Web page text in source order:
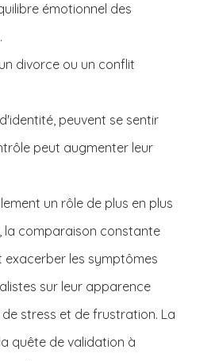
émotionnel des
divorce ou un conflit
peuvent se sentir
peut augmenter leur
un rôle de plus en plus
la comparaison constante
exacerber les symptômes
sur leur apparence
stress et de frustration. La
quête de validation à